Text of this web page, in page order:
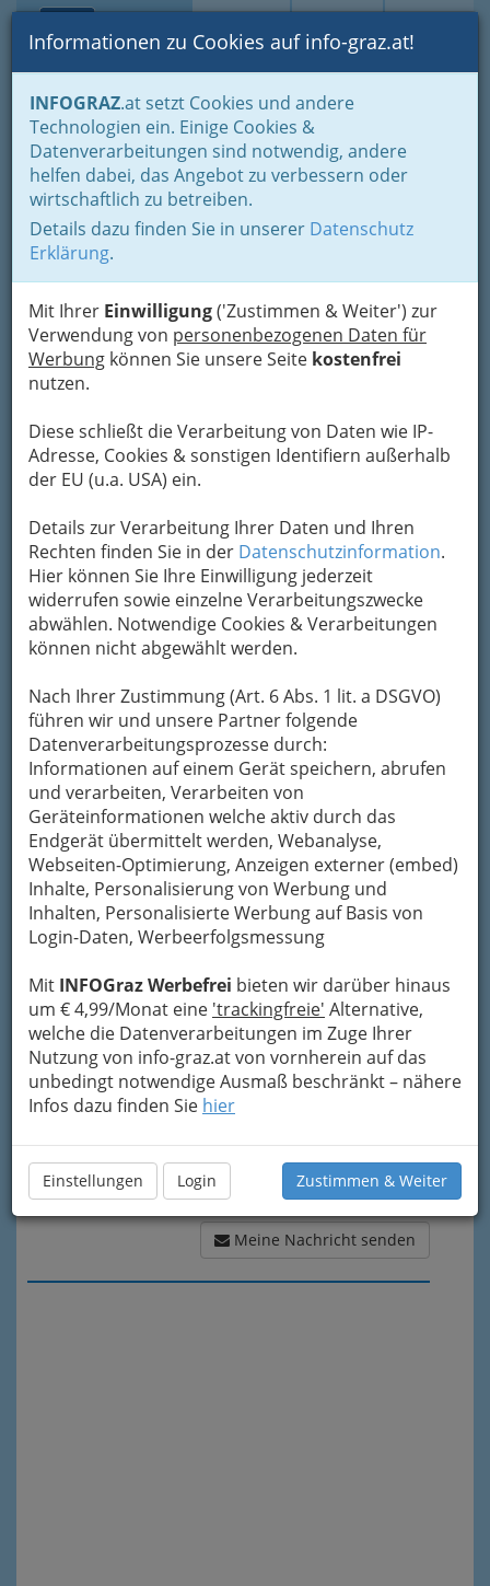
Suche Login Toggle
Informationen zu Cookies auf info-graz.at!
INFOGRAZ.at setzt Cookies und andere
Technologien ein. Einige Cookies &
Datenverarbeitungen sind notwendig, andere
helfen dabei, das Angebot zu verbessern oder
wirtschaftlich zu betreiben.
Details dazu finden Sie in unserer Datenschutz
Erklärung.
Mit Ihrer Einwilligung('Zustimmen & Weiter') zur
Verwendung von personenbezogenen Daten für
Werbung können Sie unsere Seite kostenfrei
nutzen.
Diese schließt die Verarbeitung von Daten wie IP-
Adresse, Cookies & sonstigen Identifiern außerhalb
der EU (u.a. USA) ein.
Details zur Verarbeitung Ihrer Daten und Ihren
Rechten finden Sie in der Datenschutzinformation.
Hier können Sie Ihre Einwilligung jederzeit
widerrufen sowie einzelne Verarbeitungszwecke
abwählen. Notwendige Cookies & Verarbeitungen
können nicht abgewählt werden.
Nach Ihrer Zustimmung (Art. 6 Abs. 1 lit. a DSGVO)
führen wir und unsere Partner folgende
Datenverarbeitungsprozesse durch:
Informationen auf einem Gerät speichern, abrufen
und verarbeiten, Verarbeiten von
Geräteinformationen welche aktiv durch das
Endgerät übermittelt werden, Webanalyse,
Webseiten-Optimierung, Anzeigen externer (embed)
Inhalte, Personalisierung von Werbung und
Inhalten, Personalisierte Werbung auf Basis von
Login-Daten, Werbeerfolgsmessung
Mit INFOGraz Werbefrei bieten wir darüber hinaus
um € 4,99/Monat eine 'trackingfreie' Alternative,
welche die Datenverarbeitungen im Zuge Ihrer
Nutzung von info-graz.at von vornherein auf das
unbedingt notwendige Ausmaß beschränkt – nähere
Infos dazu finden Sie hier
Einstellungen Login Zustimmen & Weiter
Home Lifestyle
Hoamat - Steiermark - unsere Heimat
Buschenschank
Buschenschänke in St. Stefan o.Stainz
Buschenschank Höller
Johann Höller
Rosenhof 54, 8511 St.Stefan
+43 3463 81 427
Karte
Adresse mit Google Maps anschauen
Kontaktaufnahme
Um die Info-Graz Firmenvor Spam-Mails zu
bewahren, verwenden wir an dieser Stelle zur
Übermittlung Ihrer Nachricht ein sicheres
Formular. Ihre Nachricht wird nach dem
Absenden umgehend per Mail an das
Höller weitergeleitet.
Mein Name
Meine Email Adresse
Mein Betreff
Meine Nachricht
Meine Nachricht senden